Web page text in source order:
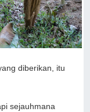
diberikan, itu
sejauhmana